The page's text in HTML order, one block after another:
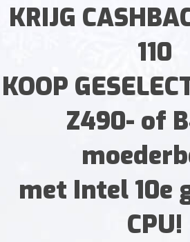
KRIJG
110
KOOP
Z490- of
met Intel 10e
CPU!